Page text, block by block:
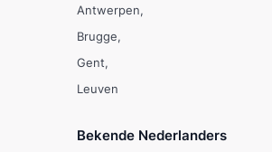
Antwerpen
Brugge
Gent
Leuven
Bekende Nederlanders